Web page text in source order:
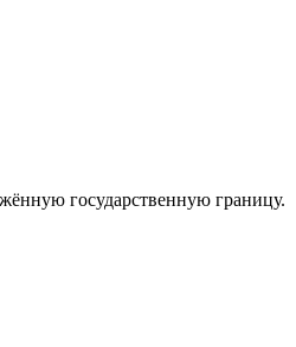
государственную границу.